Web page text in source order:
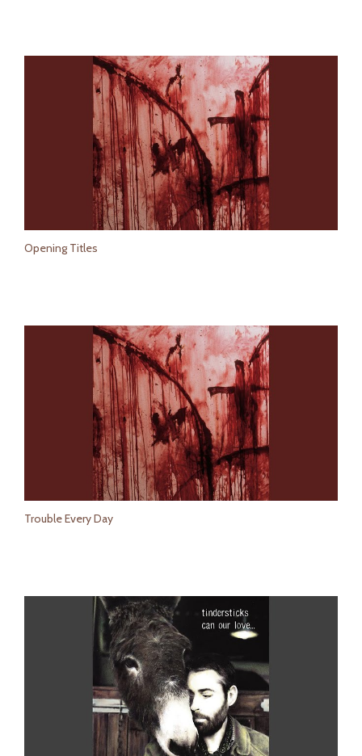
Opening Titles
Trouble Every Day